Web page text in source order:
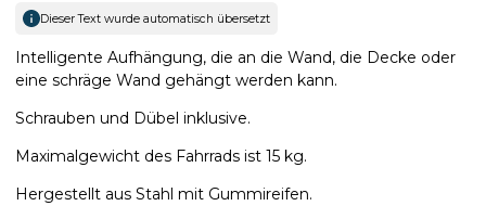
Dieser Text wurde automatisch übersetzt
Intelligente Aufhängung, die an die Wand, die Decke oder
eine schräge Wand gehängt werden kann.
Schrauben und Dübel inklusive.
Maximalgewicht des Fahrrads ist 15 kg.
Hergestellt aus Stahl mit Gummireifen.